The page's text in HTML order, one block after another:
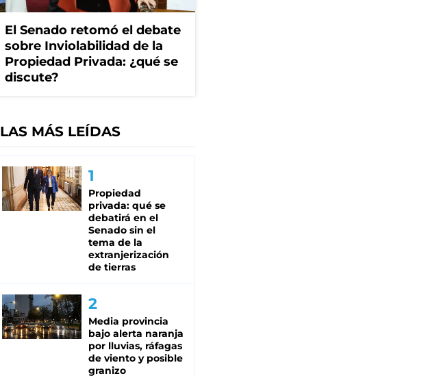
El Senado retomó el debate
sobre Inviolabilidad de la
Propiedad Privada: ¿qué se
discute?
LAS MÁS LEÍDAS
Propiedad
privada: qué se
debatirá en el
Senado sin el
tema de la
extranjerización
de tierras
Media provincia
bajo alerta naranja
por lluvias, ráfagas
de viento y posible
granizo